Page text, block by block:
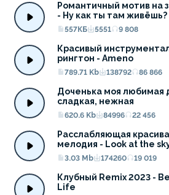
Романтичный мотив на
- Ну как ты там живёшь?
557КБ 5551 9 808
Красивый
рингтон - Ameno
789.71 Kb 138792 86 866
Доченька моя любимая
сладкая, нежная
620.6 Kb 84996 22 456
Расслабляющая
мелодия - Look at the
3.03 Mb 174260 19 019
Клубный Remix 2023 -
Life